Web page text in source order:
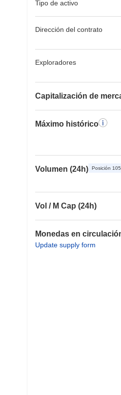
Tipo de activo
Dirección del contrato
Exploradores
Capitalización de
Máximo histórico
Volumen (24h) Posición
Vol / M Cap (24h)
Monedas en
Update supply form